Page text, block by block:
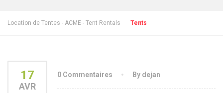
Location de Tentes - ACME - Tent Rentals Tents
17
AVR
0 Commentaires By dejan